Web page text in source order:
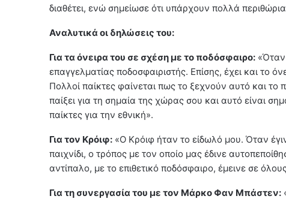
διαθέτει, ενώ σημείωσε ότι υπάρχουν πολλά
Αναλυτικά οι δηλώσεις του:
Για τα όνειρα του σε σχέση με το ποδόσφαιρο: «Όταν
επαγγελματίας ποδοσφαιριστής. Επίσης, έχει και το
Πολλοί παίκτες φαίνεται πως το ξεχνούν αυτό και το
παίξει για τη σημαία της χώρας σου και αυτό είναι
παίκτες για την εθνική».
Για τον Κρόιφ: «Ο Κρόιφ ήταν το είδωλό μου. Όταν
παιχνίδι, ο τρόπος με τον οποίο μας έδινε
αντίπαλο, με το επιθετικό ποδόσφαιρο, έμεινε σε
Για τη συνεργασία του με τον Μάρκο Φαν Μπάστεν: